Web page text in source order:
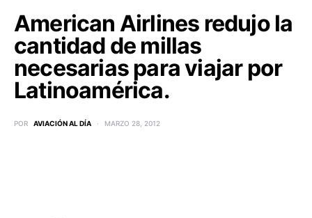
American Airlines redujo la
cantidad de millas
necesarias para viajar por
Latinoamérica.
POR AVIACIÓN AL DÍA MARZO 28, 2012